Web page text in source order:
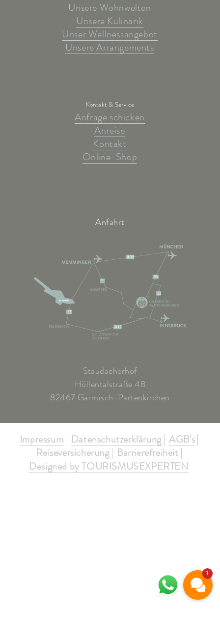
Unsere Wohnwelten
Unsere Kulinarik
Unser Wellnessangebot
Unsere Arrangements
Kontakt & Service
Anfrage schicken
Anreise
Kontakt
Online-Shop
Anfahrt
A96
95
11
7
A12
13
KEMPTEN
ST. ANTON AM
ARLBERG
FELDKIRCH
GARMISCH-
PARTENKIRCHEN
Staudacherhof
Höllentalstraße 48
82467 Garmisch-Partenkirchen
Impressum Datenschutzerklärung
AGB's
Reiseversicherung
Barrierefreiheit
Designed by TOURISMUSEXPERTEN
1